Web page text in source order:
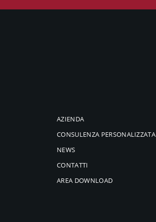
AZIENDA
CONSULENZA PERSONALIZZATA
NEWS
CONTATTI
AREA DOWNLOAD